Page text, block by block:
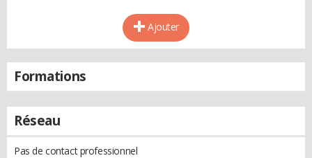
Ajouter
Formations
Réseau
Pas de contact professionnel